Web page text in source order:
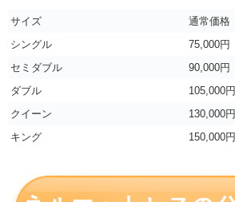
サイズ
通常価格
シングル
75,000円
セミダブル
90,000円
ダブル
105,000円
クイーン
130,000円
キング
150,000円